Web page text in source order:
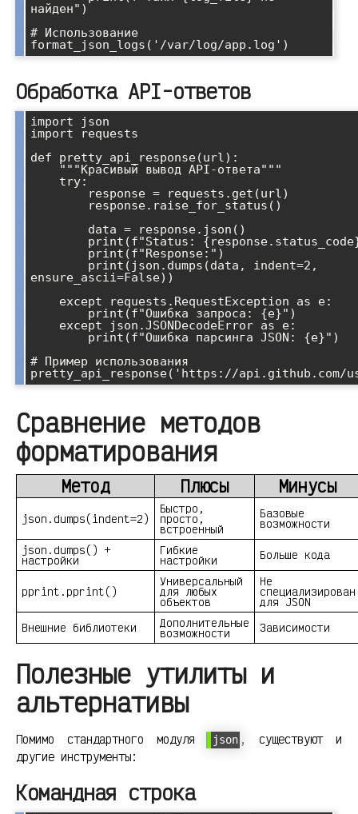
найден")
# Использование
Обработка API-ответов
import json
import requests
def pretty_api_response(url):
ensure_ascii=False))
# Пример использования
Сравнение методов
форматирования
Метод Плюсы Минусы
json.dumps(indent=2)
Быстро,
просто,
встроенный
Базовые
возможности
json.dumps() +
настройки
Гибкие
настройки Больше кода
pprint.pprint()
Универсальный
для любых
объектов
Не
специализирован
для JSON
Внешние библиотеки
Дополнительные
возможности Зависимости
Полезные утилиты и
альтернативы
Помимо стандартного модуля json , существуют и
другие инструменты:
Командная строка